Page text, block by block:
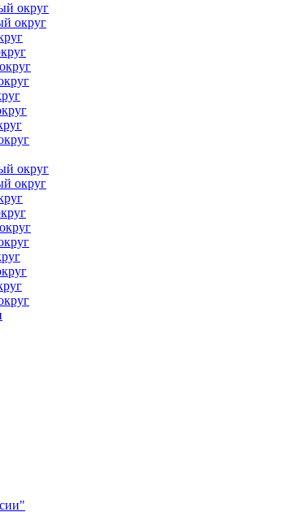
округ
округ
округ
округ